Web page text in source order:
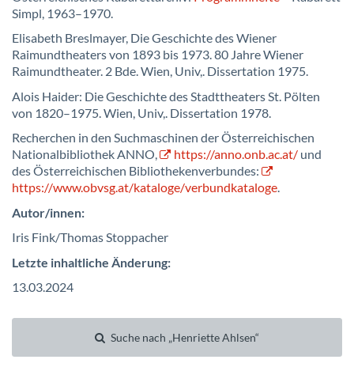
Simpl, 1963–1970.
Elisabeth Breslmayer, Die Geschichte des Wiener
Raimundtheaters von 1893 bis 1973. 80 Jahre Wiener
Raimundtheater. 2 Bde. Wien, Univ,. Dissertation 1975.
Alois Haider: Die Geschichte des Stadttheaters St. Pölten
von 1820–1975. Wien, Univ,. Dissertation 1978.
Recherchen in den Suchmaschinen der Österreichischen
Nationalbibliothek ANNO,
https://anno.onb.ac.at/und
des Österreichischen Bibliothekenverbundes:
https://www.obvsg.at/kataloge/verbundkataloge.
Autor/innen:
Iris Fink/Thomas Stoppacher
Letzte inhaltliche Änderung:
13.03.2024
Suche nach „Henriette Ahlsen“